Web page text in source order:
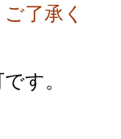
了承く
す。